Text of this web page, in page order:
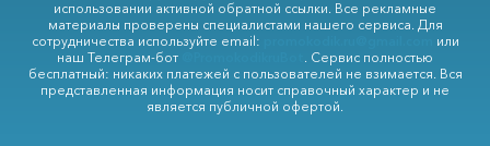
использовании активной обратной ссылки. Все рекламные
материалы проверены специалистами нашего сервиса. Для
сотрудничества используйте email:
или
наш Телеграм-бот
. Сервис полностью
бесплатный: никаких платежей с пользователей не взимается. Вся
представленная информация носит справочный характер и не
является публичной офертой.